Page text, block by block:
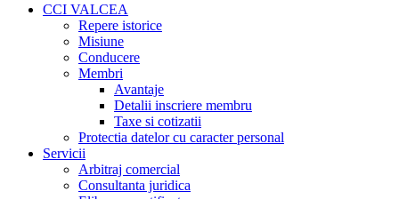
CCI VALCEA
Repere istorice
Misiune
Conducere
Membri
Avantaje
Detalii inscriere membru
Taxe si cotizatii
Protectia datelor cu caracter personal
Servicii
Arbitraj comercial
Consultanta juridica